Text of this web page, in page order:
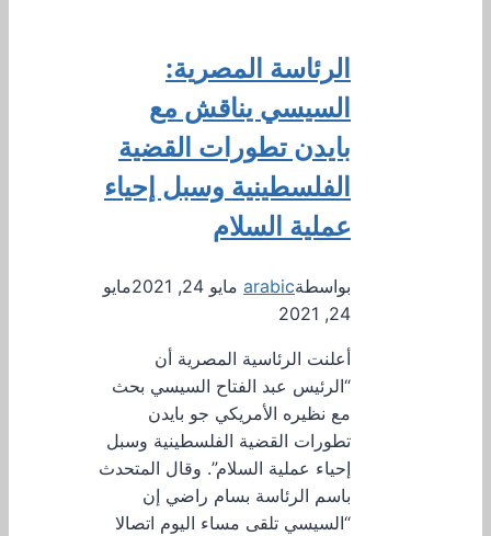
الرئاسة المصرية:
السيسي يناقش مع
بايدن تطورات القضية
الفلسطينية وسبل إحياء
عملية السلام
بواسطةarabic مايو 24, 2021
مايو
24, 2021
أعلنت الرئاسية المصرية أن
“الرئيس عبد الفتاح السيسي بحث
مع نظيره الأمريكي جو بايدن
تطورات القضية الفلسطينية وسبل
إحياء عملية السلام”. وقال المتحدث
باسم الرئاسة بسام راضي إن
“السيسي تلقى مساء اليوم اتصالا